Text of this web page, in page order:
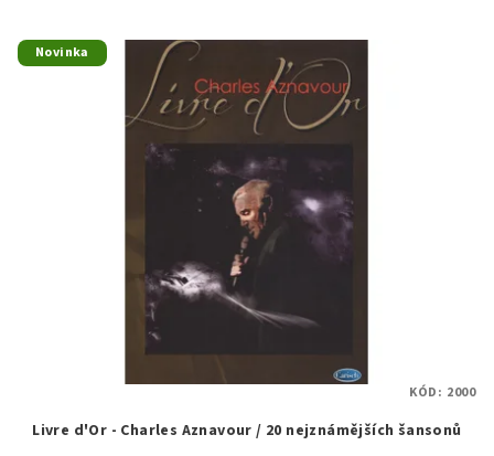
Novinka
Livre d'Or - Charles Aznavour / 20 nejznámějších šansonů
KÓD: 2000